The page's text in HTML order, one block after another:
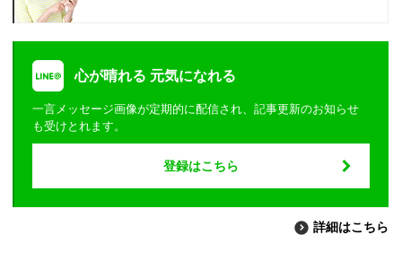
心が晴れる 元気になれる
一言メッセージ画像が定期的に配信され、記事更新のお知らせ
も受けとれます。
登録はこちら
詳細はこちら